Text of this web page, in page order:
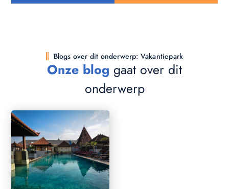
Blogs over dit onderwerp: Vakantiepark
Onze blog gaat over dit
onderwerp